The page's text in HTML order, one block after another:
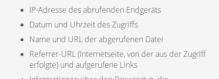
IP-Adresse des abrufenden Endgeräts
Datum und Uhrzeit des Zugriffs
Name und URL der abgerufenen Datei
Referrer-URL (Internetseite, von der aus der Zugriff
erfolgte) und aufgerufene Links